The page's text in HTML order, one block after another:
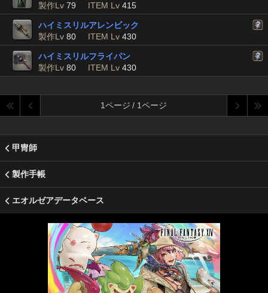
製作Lv 79 ITEM Lv 415
ハイミスリルアレンビック
製作Lv 80 ITEM Lv 430
ハイミスリルフライパン
製作Lv 80 ITEM Lv 430
1ページ / 1ページ
甲冑師
製作手帳
エオルゼアデータベース